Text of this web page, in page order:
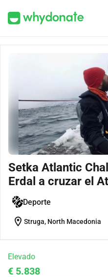
Setka Atlantic
Erdal a cruzar el
Deporte
location_on Struga, North Macedonia
Elevado
€ 5.838